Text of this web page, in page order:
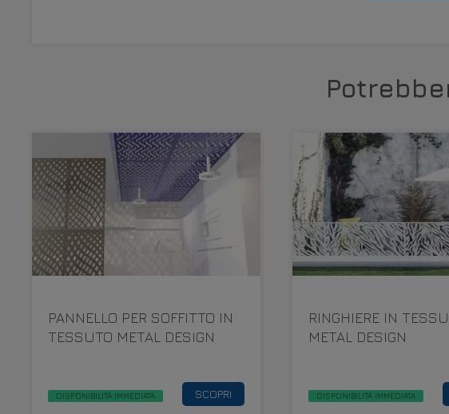
PANNELLO PER SOFFITTO IN
TESSUTO METAL DESIGN
DISPONIBILITÀ IMMEDIATA SCOPRI
RINGHIERE IN
METAL DESIGN
DISPONIBILITÀ IMMEDIATA